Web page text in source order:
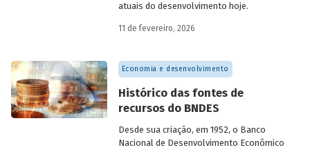
atuais do desenvolvimento hoje.
11 de fevereiro, 2026
Economia e desenvolvimento
Histórico das fontes de
recursos do BNDES
Desde sua criação, em 1952, o Banco
Nacional de Desenvolvimento Econômico